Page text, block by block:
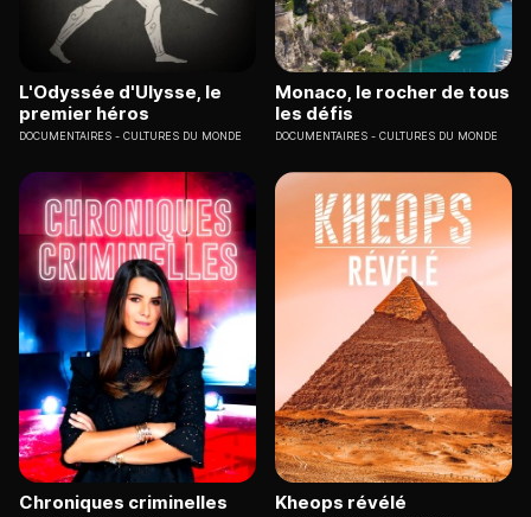
L'Odyssée d'Ulysse, le
premier héros
DOCUMENTAIRES CULTURES DU MONDE
Monaco, le rocher de tous
les défis
DOCUMENTAIRES CULTURES DU MONDE
Chroniques criminelles Kheops révélé